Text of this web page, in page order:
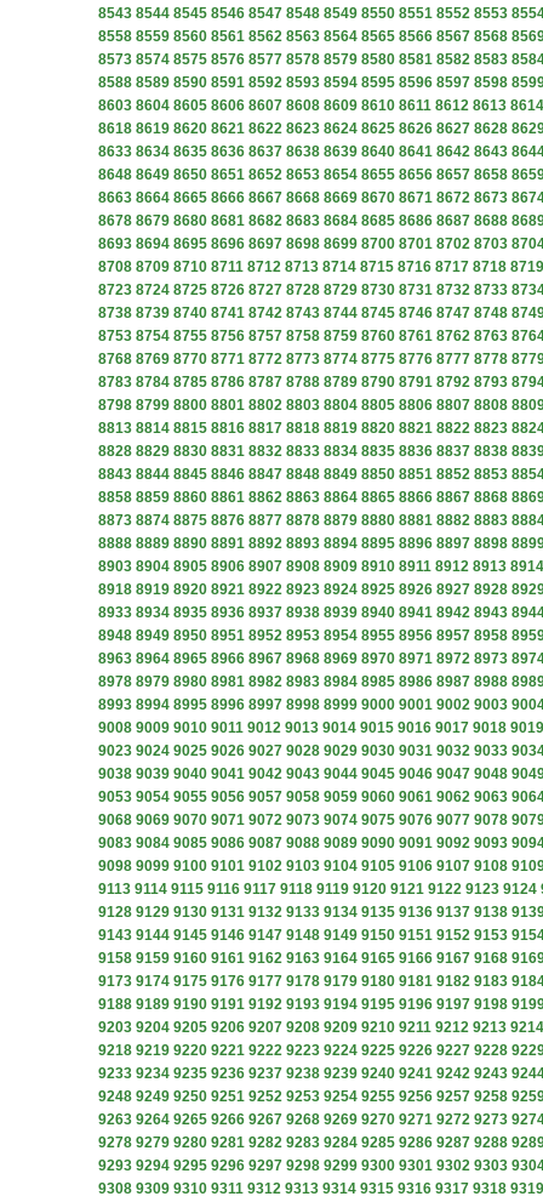
8543 8544 8545 8546 8547 8548 8549 8550 8551 8552 8553
8558 8559 8560 8561 8562 8563 8564 8565 8566 8567 8568
8573 8574 8575 8576 8577 8578 8579 8580 8581 8582 8583
8588 8589 8590 8591 8592 8593 8594 8595 8596 8597 8598
8603 8604 8605 8606 8607 8608 8609 8610 8611 8612 8613 8614
8618 8619 8620 8621 8622 8623 8624 8625 8626 8627 8628
8633 8634 8635 8636 8637 8638 8639 8640 8641 8642 8643
8648 8649 8650 8651 8652 8653 8654 8655 8656 8657 8658
8663 8664 8665 8666 8667 8668 8669 8670 8671 8672 8673
8678 8679 8680 8681 8682 8683 8684 8685 8686 8687 8688
8693 8694 8695 8696 8697 8698 8699 8700 8701 8702 8703
8708 8709 8710 8711 8712 8713 8714 8715 8716 8717 8718 8719
8723 8724 8725 8726 8727 8728 8729 8730 8731 8732 8733
8738 8739 8740 8741 8742 8743 8744 8745 8746 8747 8748
8753 8754 8755 8756 8757 8758 8759 8760 8761 8762 8763
8768 8769 8770 8771 8772 8773 8774 8775 8776 8777 8778
8783 8784 8785 8786 8787 8788 8789 8790 8791 8792 8793
8798 8799 8800 8801 8802 8803 8804 8805 8806 8807 8808
8813 8814 8815 8816 8817 8818 8819 8820 8821 8822 8823
8828 8829 8830 8831 8832 8833 8834 8835 8836 8837 8838
8843 8844 8845 8846 8847 8848 8849 8850 8851 8852 8853
8858 8859 8860 8861 8862 8863 8864 8865 8866 8867 8868
8873 8874 8875 8876 8877 8878 8879 8880 8881 8882 8883
8888 8889 8890 8891 8892 8893 8894 8895 8896 8897 8898
8903 8904 8905 8906 8907 8908 8909 8910 8911 8912 8913 8914
8918 8919 8920 8921 8922 8923 8924 8925 8926 8927 8928
8933 8934 8935 8936 8937 8938 8939 8940 8941 8942 8943
8948 8949 8950 8951 8952 8953 8954 8955 8956 8957 8958
8963 8964 8965 8966 8967 8968 8969 8970 8971 8972 8973
8978 8979 8980 8981 8982 8983 8984 8985 8986 8987 8988
8993 8994 8995 8996 8997 8998 8999 9000 9001 9002 9003
9008 9009 9010 9011 9012 9013 9014 9015 9016 9017 9018 9019
9023 9024 9025 9026 9027 9028 9029 9030 9031 9032 9033
9038 9039 9040 9041 9042 9043 9044 9045 9046 9047 9048
9053 9054 9055 9056 9057 9058 9059 9060 9061 9062 9063
9068 9069 9070 9071 9072 9073 9074 9075 9076 9077 9078
9083 9084 9085 9086 9087 9088 9089 9090 9091 9092 9093
9098 9099 9100 9101 9102 9103 9104 9105 9106 9107 9108
9113 9114 9115 9116 9117 9118 9119 9120 9121 9122 9123 9124
9128 9129 9130 9131 9132 9133 9134 9135 9136 9137 9138
9143 9144 9145 9146 9147 9148 9149 9150 9151 9152 9153
9158 9159 9160 9161 9162 9163 9164 9165 9166 9167 9168
9173 9174 9175 9176 9177 9178 9179 9180 9181 9182 9183
9188 9189 9190 9191 9192 9193 9194 9195 9196 9197 9198
9203 9204 9205 9206 9207 9208 9209 9210 9211 9212 9213 9214
9218 9219 9220 9221 9222 9223 9224 9225 9226 9227 9228
9233 9234 9235 9236 9237 9238 9239 9240 9241 9242 9243
9248 9249 9250 9251 9252 9253 9254 9255 9256 9257 9258
9263 9264 9265 9266 9267 9268 9269 9270 9271 9272 9273
9278 9279 9280 9281 9282 9283 9284 9285 9286 9287 9288
9293 9294 9295 9296 9297 9298 9299 9300 9301 9302 9303
9308 9309 9310 9311 9312 9313 9314 9315 9316 9317 9318 9319